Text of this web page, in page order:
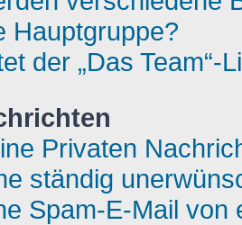
Hauptgruppe?
der „Das Team“-
Privaten
ständig
Spam-E-Mail